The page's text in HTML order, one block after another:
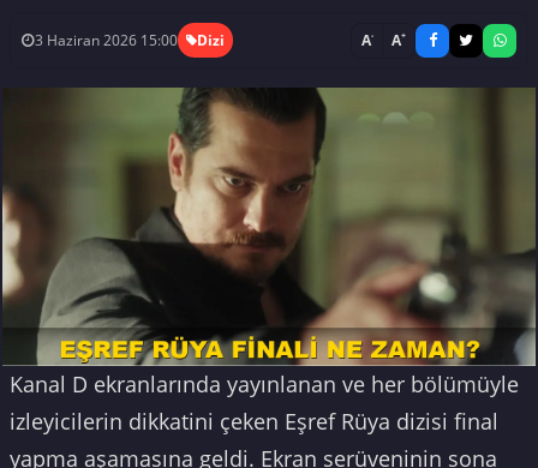
3 Haziran 2026 15:00 Dizi A- A+
Kanal D ekranlarında yayınlanan ve her bölümüyle
izleyicilerin dikkatini çeken Eşref Rüya dizisi final
yapma aşamasına geldi. Ekran serüveninin sona